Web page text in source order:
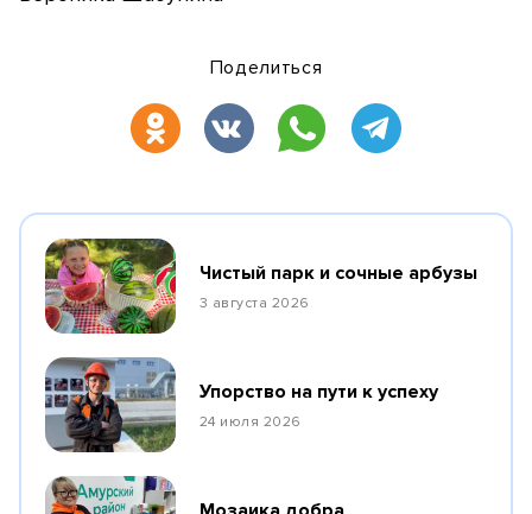
Поделиться
Чистый парк и сочные арбузы
3 августа 2026
Упорство на пути к успеху
24 июля 2026